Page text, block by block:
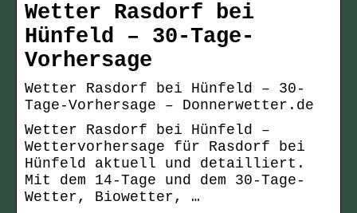
Wetter Rasdorf bei
Hünfeld – 30-Tage-
Vorhersage
Wetter Rasdorf bei Hünfeld – 30-
Tage-Vorhersage – Donnerwetter.de
Wetter Rasdorf bei Hünfeld –
Wettervorhersage für Rasdorf bei
Hünfeld aktuell und detailliert.
Mit dem 14-Tage und dem 30-Tage-
Wetter, Biowetter, …